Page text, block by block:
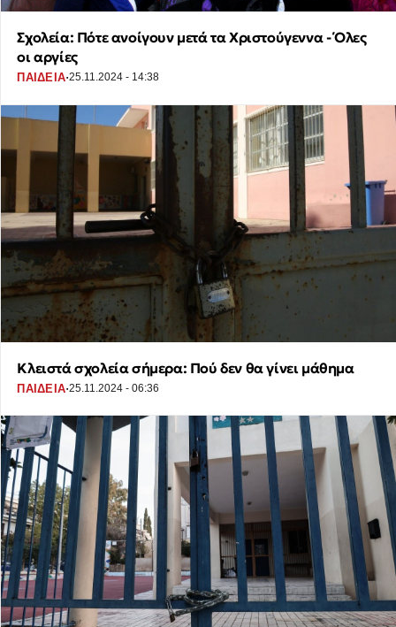
Σχολεία: Πότε ανοίγουν μετά τα Χριστούγεννα - Όλες
οι αργίες
ΠΑΙΔΕΙΑ·25.11.2024 - 14:38
Κλειστά σχολεία σήμερα: Πού δεν θα γίνει μάθημα
ΠΑΙΔΕΙΑ·25.11.2024 - 06:36